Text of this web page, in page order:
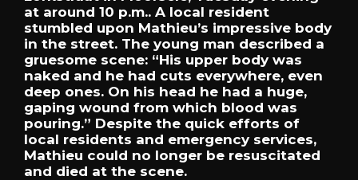
at around 10 p.m.. A local resident
stumbled upon Mathieu’s impressive body
in the street. The young man described a
gruesome scene: “His upper body was
naked and he had cuts everywhere, even
deep ones. On his head he had a huge,
gaping wound from which blood was
pouring.” Despite the quick efforts of
local residents and emergency services,
Mathieu could no longer be resuscitated
and died at the scene.